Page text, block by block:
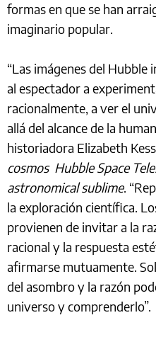
formas en que se han
imaginario popular.
“Las imágenes del Hubble
al espectador a
racionalmente, a ver el
allá del alcance de la
historiadora Elizabeth
cosmos Hubble Space
astronomical sublime.
la exploración científica.
provienen de invitar a la
racional y la respuesta
afirmarse mutuamente.
del asombro y la razón
universo y comprenderlo”.